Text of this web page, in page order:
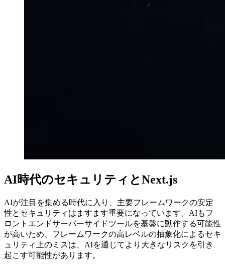
AI時代のセキュリティとNext.js
AIが注目を集める時代に入り、主要フレームワークの安定
性とセキュリティはますます重要になっています。AIもフ
ロントエンドサーバーサイドツールを基盤に動作する可能性
が高いため、フレームワークの高レベルの抽象化によるセキ
ュリティ上のミスは、AIを通じてより大きなリスクを引き
起こす可能性があります。